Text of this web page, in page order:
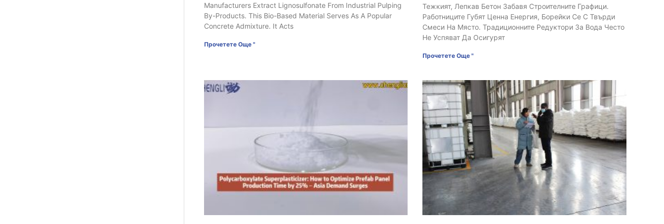
Manufacturers Extract Lignosulfonate From Industrial Pulping
By-Products. This Bio-Based Material Serves As A Popular
Concrete Admixture. It Acts
Прочетете Още "
Тежкият, Лепкав Бетон Забавя Строителните Графици.
Работниците Губят Ценна Енергия, Борейки Се С Твърди
Смеси На Място. Традиционните Редуктори За Вода Често
Не Успяват Да Осигурят
Прочетете Още "